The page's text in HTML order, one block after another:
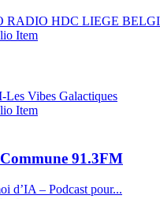
RADIO HDC LIEGE
Vibes Galactiques
91.3FM
d’IA – Podcast pour...